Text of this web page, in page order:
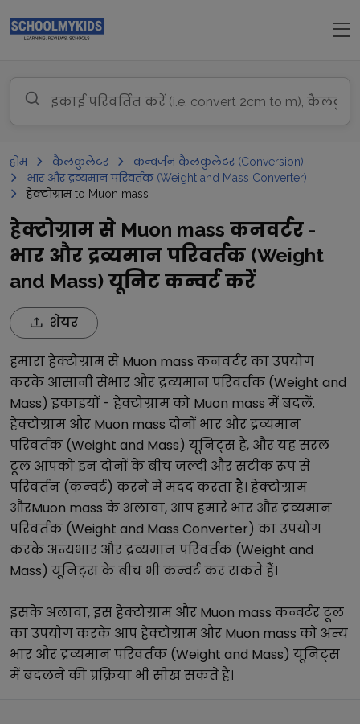
होम कैलकुलेटर
कन्वर्जन कैलकुलेटर (Conversion)
भार और द्रव्यमान परिवर्तक (Weight and Mass Converter)
हेक्टोग्राम to Muon mass
हेक्टोग्राम से Muon mass कनवर्टर -
भार और द्रव्यमान परिवर्तक (Weight
and Mass) यूनिट कन्वर्ट करें
शेयर
हमाराहेक्टोग्रामसे Muon mass कनवर्टर का उपयोग
करके आसानी सेभार और द्रव्यमान परिवर्तक (Weight and
Mass) इकाइयों - हेक्टोग्रामको Muon mass में बदलें.
हेक्टोग्राम और Muon mass दोनों भार और द्रव्यमान
परिवर्तक (Weight and Mass) यूनिट्स हैं, और यह सरल
टूल आपको इन दोनों के बीच जल्दी और सटीक रूप से
परिवर्तन (कन्वर्ट) करने में मदद करता है। हेक्टोग्राम
औरMuon mass के अलावा, आप हमारे भार और द्रव्यमान
परिवर्तक (Weight and Mass Converter) का उपयोग
करके अन्यभार और द्रव्यमान परिवर्तक (Weight and
Mass) यूनिट्स के बीच भी कन्वर्ट कर सकते हैं।
इसके अलावा, इसहेक्टोग्राम और Muon mass कन्वर्टर टूल
का उपयोग करके आपहेक्टोग्राम और Muon mass को अन्य
भार और द्रव्यमान परिवर्तक (Weight and Mass) यूनिट्स
में बदलने की प्रक्रिया भी सीख सकते हैं।